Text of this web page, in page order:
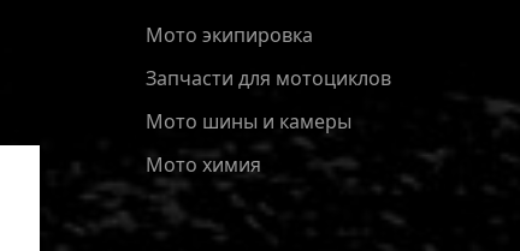
Мото экипировка
Запчасти для мотоциклов
Мото шины и камеры
Мото химия